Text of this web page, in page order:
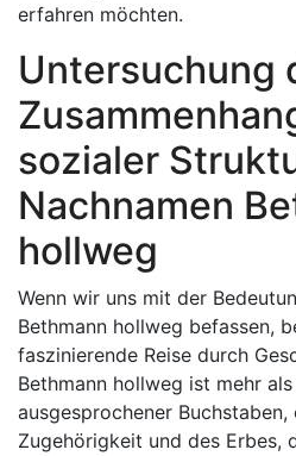
erfahren möchten.
Untersuchung
sozialer
Nachnamen
hollweg
Wenn wir uns mit der
Bethmann hollweg befassen,
faszinierende Reise durch
Bethmann hollweg ist mehr
ausgesprochener
Zugehörigkeit und des Erbes,